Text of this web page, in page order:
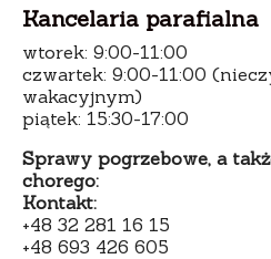
Kancelaria parafialna
wtorek: 9:00-11:00
czwartek: 9:00-11:00
wakacyjnym)
piątek: 15:30-17:00
Sprawy pogrzebowe, a
chorego:
Kontakt:
+48 32 281 16 15
+48 693 426 605